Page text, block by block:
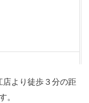
験時貸出無料
店より徒歩３分の距
。